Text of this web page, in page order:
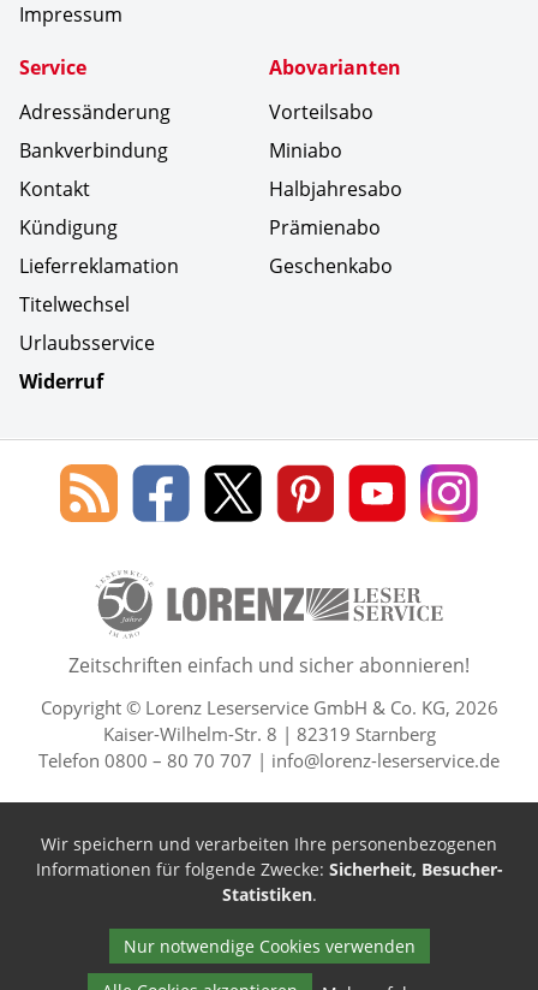
Impressum
Service
Adressänderung
Bankverbindung
Kontakt
Kündigung
Lieferreklamation
Titelwechsel
Urlaubsservice
Widerruf
Abovarianten
Vorteilsabo
Miniabo
Halbjahresabo
Prämienabo
Geschenkabo
Social Media
Blog
des
Leserservice
Lorenz
Leserservice
Lorenz
Leserservice
Lorenz
Leserservice
Lorenz
Leserservice
Lorenz
50 Lesefreude im Abo Jahre
Zeitschriften einfach und sicher abonnieren!
Copyright © Lorenz Leserservice GmbH & Co. KG, 2026
Kaiser-Wilhelm-Str. 8 | 82319 Starnberg
Telefon 0800 – 80 70 707 | info@lorenz-leserservice.de
Wir speichern und verarbeiten Ihre personenbezogenen
Informationen für folgende Zwecke: Sicherheit, Besucher-
Statistiken.
Nur notwendige Cookies verwenden